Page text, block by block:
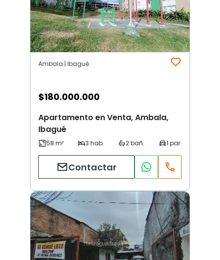
Ambala | Ibagué
$180.000.000
Apartamento en Venta, Ambala,
Ibagué
Contactar